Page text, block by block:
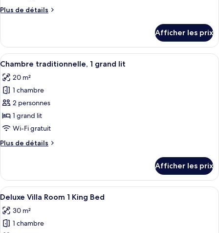
chambre :
très
grand
lit
Plus de détails
Plus
Chambre
traditionnelle,
1
grand
lit
Afficher les prix
Afficher
toutes
les
photos
pour
ce
type
chambre :
grand
lit
Une chambre d’hôtel avec un lit,
9
Chambre traditionnelle, 1 grand lit
20 m²
1 chambre
2 personnes
1 grand lit
Wi-Fi gratuit
Plus de détails
Plus
Chambre
traditionnelle,
1
lit
Afficher les prix
Afficher
toutes
les
photos
Une chambre d’hôtel moderne
18
Deluxe Villa Room 1 King Bed
30 m²
1 chambre